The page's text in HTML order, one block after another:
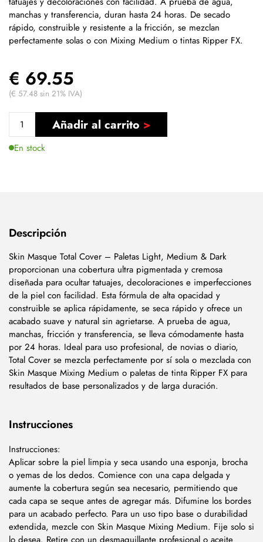
manchas y transferencia, duran hasta 24 horas. De secado
rápido, construible y resistente a la fricción, se mezclan
perfectamente solas o con Mixing Medium o tintas Ripper FX.
€ 69.55
(€ 57.48 sin 21% IVA)
Añadir al carrito
En stock
Descripción
Skin Masque Total Cover – Paletas Light, Medium & Dark
proporcionan una cobertura ultra pigmentada y cremosa
diseñada para ocultar tatuajes, decoloraciones e imperfecciones
de la piel con facilidad. Esta fórmula de alta opacidad y
construible se aplica rápidamente, se seca rápido y ofrece un
acabado suave y natural sin agrietarse. A prueba de agua,
manchas, fricción y transferencia, se lleva cómodamente hasta
por 24 horas. Ideal para uso profesional, de novias o diario,
Total Cover se mezcla perfectamente por sí sola o mezclada con
Skin Masque Mixing Medium o paletas de tinta Ripper FX para
resultados de base personalizados y de larga duración.
Instrucciones
Instrucciones:
Aplicar sobre la piel limpia y seca usando una esponja, brocha
o yemas de los dedos. Comience con una capa delgada y
aumente la cobertura según sea necesario, permitiendo que
cada capa se seque antes de agregar más. Difumine los bordes
para un acabado perfecto. Para un uso tipo base o durabilidad
extendida, mezcle con Skin Masque Mixing Medium. Fije solo si